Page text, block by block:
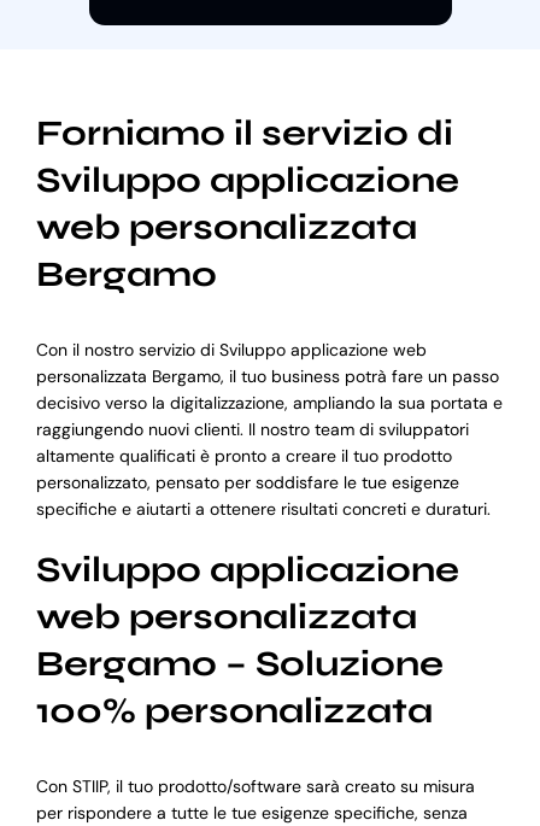
Forniamo il servizio di
Sviluppo applicazione
web personalizzata
Bergamo
Con il nostro servizio di Sviluppo applicazione web
personalizzata Bergamo, il tuo business potrà fare un passo
decisivo verso la digitalizzazione, ampliando la sua portata e
raggiungendo nuovi clienti. Il nostro team di sviluppatori
altamente qualificati è pronto a creare il tuo prodotto
personalizzato, pensato per soddisfare le tue esigenze
specifiche e aiutarti a ottenere risultati concreti e duraturi.
Sviluppo applicazione
web personalizzata
Bergamo – Soluzione
100% personalizzata
Con STIIP, il tuo prodotto/software sarà creato su misura
per rispondere a tutte le tue esigenze specifiche, senza